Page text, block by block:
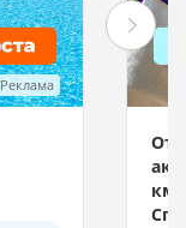
Реклама
км